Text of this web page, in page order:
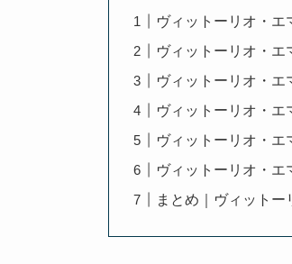
ヴィットーリオ・エ
ヴィットーリオ・
ヴィットーリオ・
ヴィットーリオ・
ヴィットーリオ・
ヴィットーリオ・
まとめ｜ヴィット